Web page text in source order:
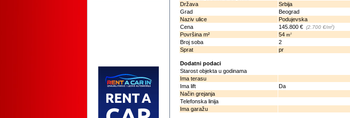
Država
Srbija
Grad
Beograd
Naziv ulice
Podujevska
Cena
145.800 € (2.700 €/m2)
Površina m² 54 m2
Broj soba
2
Sprat
pr
Dodatni podaci
Starost objekta u godinama
Ima terasu
Ima lift
Da
Način grejanja
Telefonska linija
Ima garažu